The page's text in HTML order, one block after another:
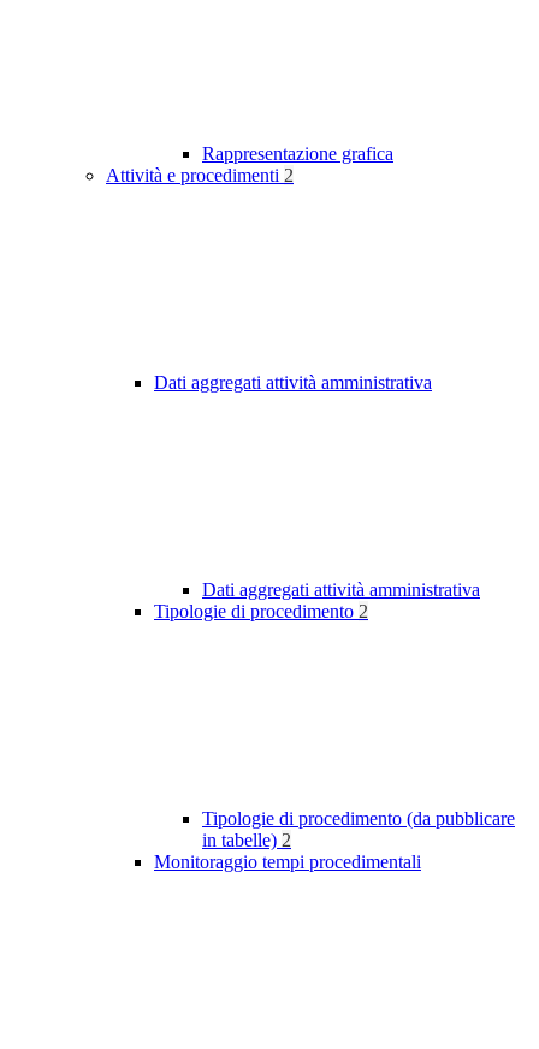
Rappresentazione grafica
Attività e procedimenti 2
Dati aggregati attività amministrativa
Dati aggregati attività amministrativa
Tipologie di procedimento 2
Tipologie di procedimento (da pubblicare
in tabelle) 2
Monitoraggio tempi procedimentali